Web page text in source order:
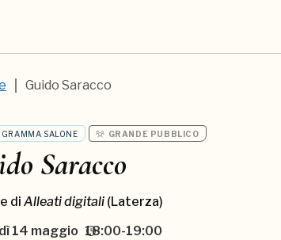
Guido Saracco
SALONE GRANDE PUBBLICO
Saracco
di Alleati digitali (Laterza)
14 maggio 18:00-19:00